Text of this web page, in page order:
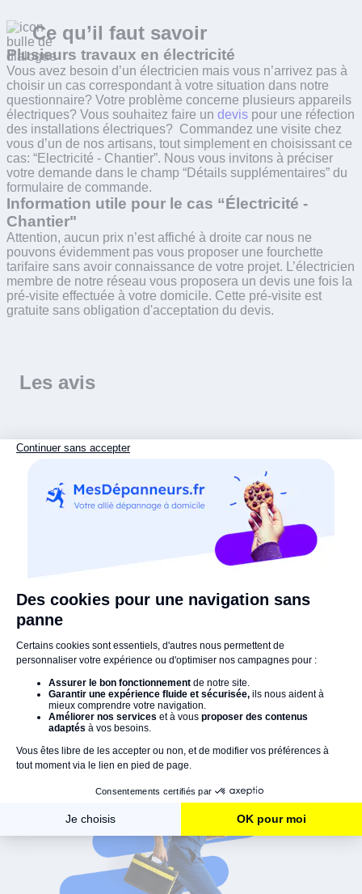
Ce qu’il faut savoir
Plusieurs travaux en électricité
Vous avez besoin d’un électricien mais vous n’arrivez pas à
choisir un cas correspondant à votre situation dans notre
questionnaire? Votre problème concerne plusieurs appareils
électriques? Vous souhaitez faire un devis pour une réfection
des installations électriques? Commandez une visite chez
vous d’un de nos artisans, tout simplement en choisissant ce
cas: “Electricité - Chantier”. Nous vous invitons à préciser
votre demande dans le champ “Détails supplémentaires” du
formulaire de commande.
Information utile pour le cas “Électricité -
Chantier"
Attention, aucun prix n’est affiché à droite car nous ne
pouvons évidemment pas vous proposer une fourchette
tarifaire sans avoir connaissance de votre projet. L’électricien
membre de notre réseau vous proposera un devis une fois la
pré-visite effectuée à votre domicile. Cette pré-visite est
gratuite sans obligation d'acceptation du devis.
Les avis
Le bon artisan
au bon moment !